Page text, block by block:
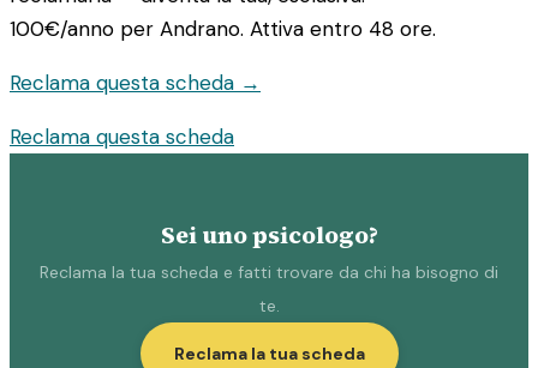
100€/anno per Andrano. Attiva entro 48 ore.
Reclama questa scheda →
Reclama questa scheda
Sei uno psicologo?
Reclama la tua scheda e fatti trovare da chi ha bisogno di
te.
Reclama la tua scheda